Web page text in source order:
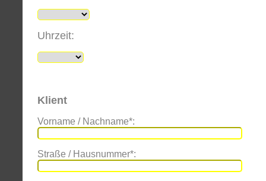
Uhrzeit:
Klient
Vorname / Nachname*:
Straße / Hausnummer*: